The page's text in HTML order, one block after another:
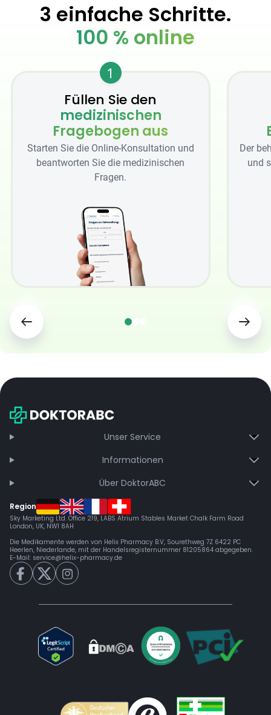
3 einfache Schritte.
100 % online
1
Füllen Sie den
medizinischen
Fragebogen aus
Starten Sie die Online-Konsultation und
beantworten Sie die medizinischen
Fragen.
Der
und
Unser Service
Informationen
Über DoktorABC
Region
Sky Marketing Ltd. Office 219, LABS Atrium Stables Market Chalk Farm Road
London, UK, NW1 8AH
Die Medikamente werden von Helix Pharmacy B.V, Sourethweg 7Z 6422 PC
Heerlen, Niederlande, mit der Handelsregisternummer 81205864 abgegeben.
E-Mail: service@helix-pharmacy.de